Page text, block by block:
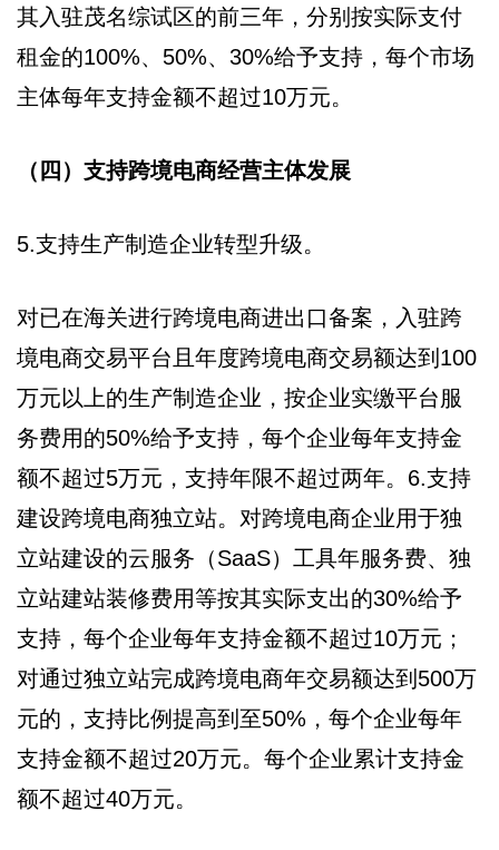
其入驻茂名综试区的前三年，分别按实际支付
租金的100%、50%、30%给予支持，每个市场
主体每年支持金额不超过10万元。
（四）支持跨境电商经营主体发展
5.支持生产制造企业转型升级。
对已在海关进行跨境电商进出口备案，入驻跨
境电商交易平台且年度跨境电商交易额达到100
万元以上的生产制造企业，按企业实缴平台服
务费用的50%给予支持，每个企业每年支持金
额不超过5万元，支持年限不超过两年。6.支持
建设跨境电商独立站。对跨境电商企业用于独
立站建设的云服务（SaaS）工具年服务费、独
立站建站装修费用等按其实际支出的30%给予
支持，每个企业每年支持金额不超过10万元；
对通过独立站完成跨境电商年交易额达到500万
元的，支持比例提高到至50%，每个企业每年
支持金额不超过20万元。每个企业累计支持金
额不超过40万元。